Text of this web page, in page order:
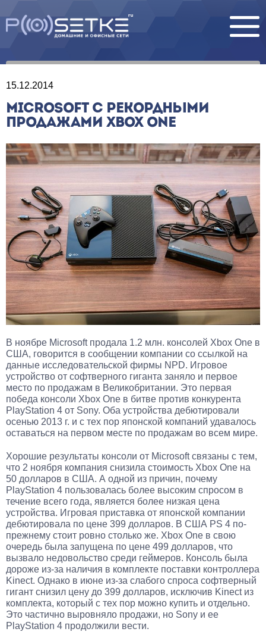
15.12.2014
MICROSOFT С РЕКОРДНЫМИ
ПРОДАЖАМИ XBOX ONE
В ноябре Microsoft продала 1.2 млн. консолей Xbox One в
США, говорится в сообщении компании со ссылкой на
данные исследовательской фирмы NPD. Игровое
устройство от софтверного гиганта заняло и первое
место по продажам в Великобритании. Это первая
победа консоли Xbox One в битве против конкурента
PlayStation 4 от Sony. Оба устройства дебютировали
осенью 2013 г. и с тех пор японской компаний удавалось
оставаться на первом месте по продажам во всем мире.
Хорошие результаты консоли от Microsoft связаны с тем,
что 2 ноября компания снизила стоимость Xbox One на
50 долларов в США. А одной из причин, почему
PlayStation 4 пользовалась более высоким спросом в
течение всего года, является более низкая цена
устройства. Игровая приставка от японской компании
дебютировала по цене 399 долларов. В США PS 4 по-
прежнему стоит ровно столько же. Xbox One в свою
очередь была запущена по цене 499 долларов, что
вызвало недовольство среди геймеров. Консоль была
дороже из-за наличия в комплекте поставки контроллера
Kinect. Однако в июне из-за слабого спроса софтверный
гигант снизил цену до 399 долларов, исключив Kinect из
комплекта, который с тех пор можно купить и отдельно.
Это частично выровняло продажи, но Sony и ее
PlayStation 4 продолжили вести.